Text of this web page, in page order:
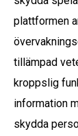
plattformen
tillämpad
kroppslig
information
skydda